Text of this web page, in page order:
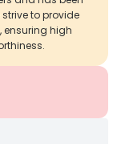
to provide
ensuring high